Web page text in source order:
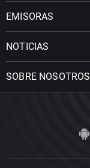
EMISORAS
NOTICIAS
SOBRE NOSOTROS